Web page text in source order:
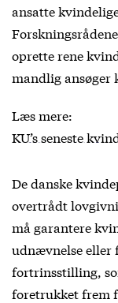
ansatte
oprette rene
mandlig ansøger
Læs mere:
KU’s seneste
De danske
overtrådt
må garantere
udnævnelse eller
fortrinsstilling,
foretrukket frem